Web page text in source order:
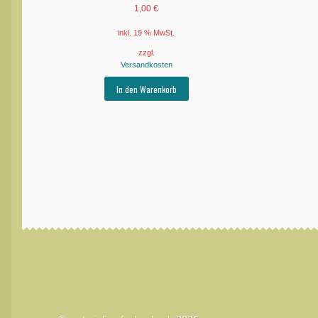
1,00€
inkl. 19 % MwSt.
zzgl.
Versandkosten
In den Warenkorb